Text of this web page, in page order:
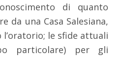
di quanto
da una Casa Salesiana,
l’oratorio; le sfide attuali
particolare) per gli